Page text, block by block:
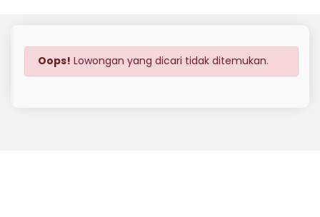
Oops! Lowongan yang dicari tidak ditemukan.